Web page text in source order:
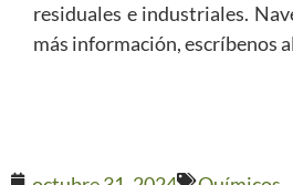
residuales e industriales.
más información, escríbenos